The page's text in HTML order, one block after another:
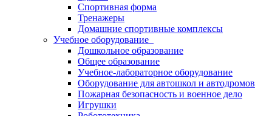
Спортивная форма
Тренажеры
Домашние спортивные комплексы
Учебное оборудование
Дошкольное образование
Общее образование
Учебное-лабораторное оборудование
Оборудование для автошкол и автодромов
Пожарная безопасность и военное дело
Игрушки